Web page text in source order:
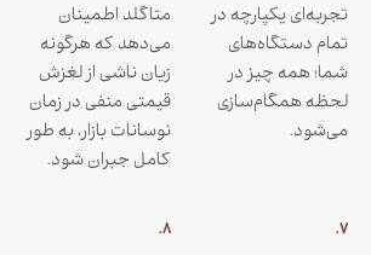
تجربه‌ای یکپارچه در
تمام دستگاه‌های
شما؛ همه چیز در
لحظه همگام‌سازی
می‌شود.
متاگلد اطمینان
می‌دهد که هرگونه
زیان ناشی از لغزش
قیمتی منفی در زمان
نوسانات بازار، به طور
کامل جبران شود.
7.
8.